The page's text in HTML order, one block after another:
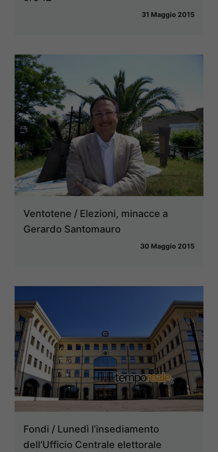
31 Maggio 2015
Ventotene / Elezioni, minacce a
Gerardo Santomauro
30 Maggio 2015
Fondi / Lunedì l’insediamento
dell’Ufficio Centrale elettorale